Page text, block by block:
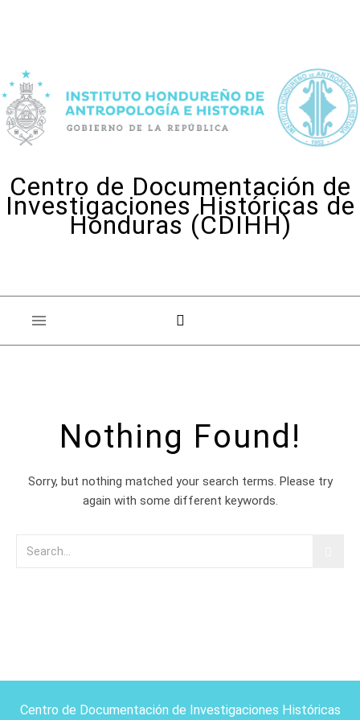
Centro de Documentación de
Investigaciones Históricas de
Honduras (CDIHH)
Nothing Found!
Sorry, but nothing matched your search terms. Please try
again with some different keywords.
Centro de Documentación de Investigaciones Históricas